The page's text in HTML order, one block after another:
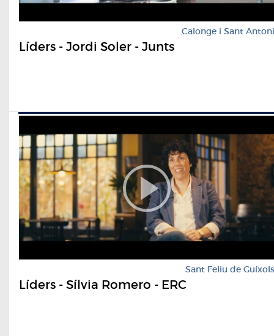
Calonge i Sant Antoni
Líders - Jordi Soler - Junts
Sant Feliu de Guíxols
Líders - Sílvia Romero - ERC